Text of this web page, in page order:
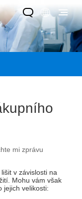
mi zprávu
v závislosti na
Mohu vám však
jejich velikosti: